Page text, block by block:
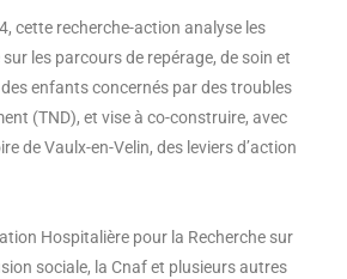
cette recherche-action analyse les
les parcours de repérage, de soin et
enfants concernés par des troubles
(TND), et vise à co-construire, avec
de Vaulx-en-Velin, des leviers d’action
Hospitalière pour la Recherche sur
sociale, la Cnaf et plusieurs autres